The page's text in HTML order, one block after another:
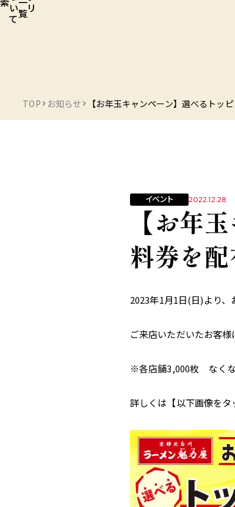
い
て覧リ
TOP お知らせ 【お年玉キャンペーン】選べるトッ
イベント 2022.12.28
【お年
料券を
2023年1月1日(日)より、
ご来店いただいたお客
※各店舗3,000枚 なく
詳しくは【以下画像をタ